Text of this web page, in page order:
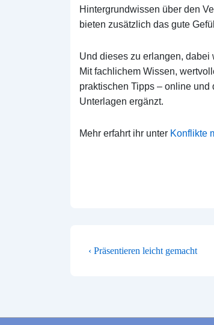
Hintergrundwissen über den
bieten zusätzlich das gute
Und dieses zu erlangen, dabei
Mit fachlichem Wissen,
praktischen Tipps – online und
Unterlagen ergänzt.
Mehr erfahrt ihr unter Konflikte
Vorheriger
‹ Präsentieren leicht gemacht